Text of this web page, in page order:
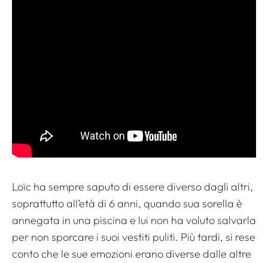
Loïc ha sempre saputo di essere diverso dagli altri,
soprattutto all’età di 6 anni, quando sua sorella è
annegata in una piscina e lui non ha voluto salvarla
per non sporcare i suoi vestiti puliti. Più tardi, si rese
conto che le sue emozioni erano diverse dalle altre